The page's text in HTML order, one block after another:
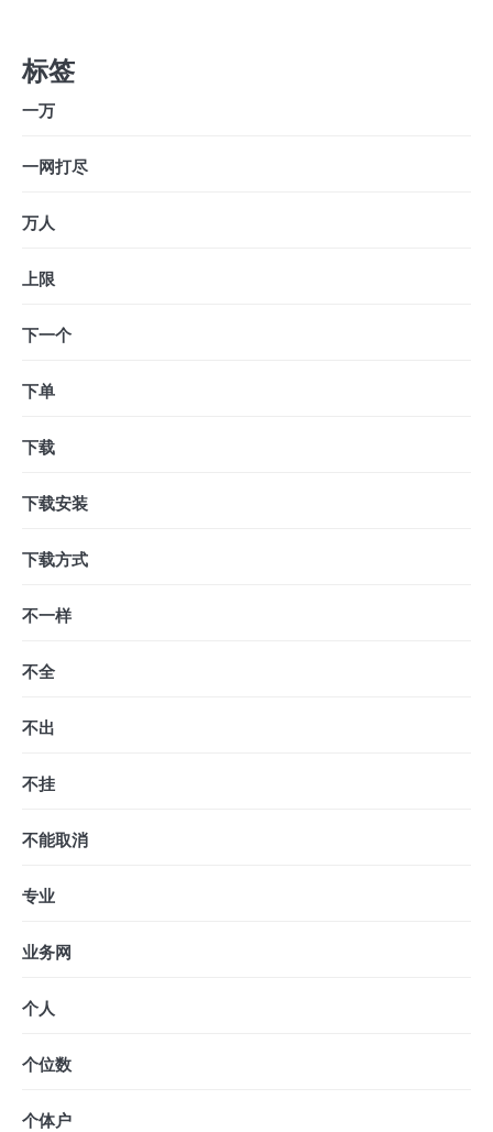
标签
一万
一网打尽
万人
上限
下一个
下单
下载
下载安装
下载方式
不一样
不全
不出
不挂
不能取消
专业
业务网
个人
个位数
个体户